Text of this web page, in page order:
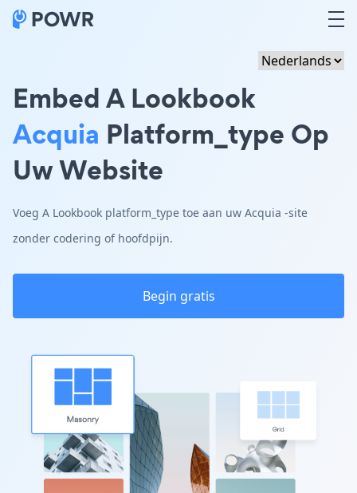
Embed A Lookbook
Acquia Platform_type Op
Uw Website
Voeg A Lookbook platform_type toe aan uw Acquia -site
zonder codering of hoofdpijn.
Begin gratis